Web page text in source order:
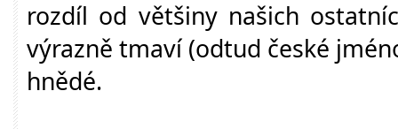
rozdíl od většiny našich
výrazně tmaví (odtud české
hnědé.